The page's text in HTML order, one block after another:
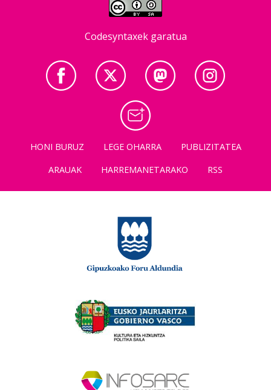
Codesyntaxek garatua
HONI BURUZ LEGE OHARRA
PUBLIZITATEA
ARAUAK
HARREMANETARAKO RSS